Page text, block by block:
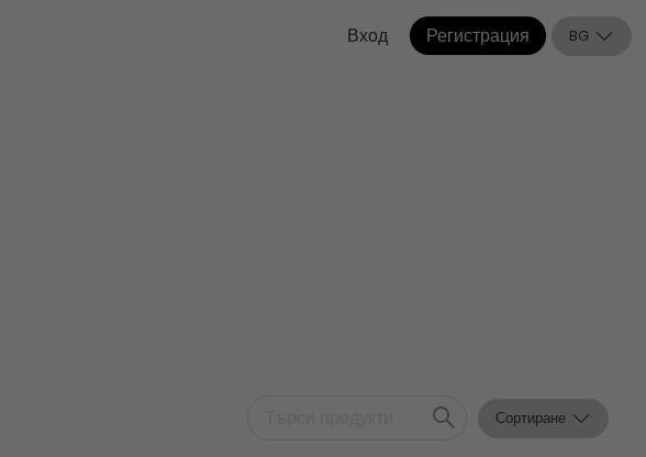
Вход Регистрация BG
Сортиране